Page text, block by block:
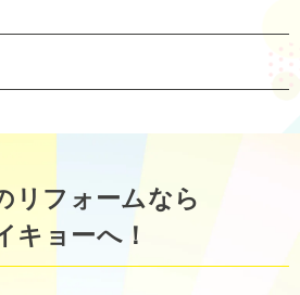
リフォームなら
キョーへ！